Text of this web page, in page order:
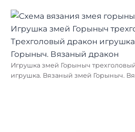
Игрушка змей Горыныч
игрушка. Вязаный змей Горыныч.